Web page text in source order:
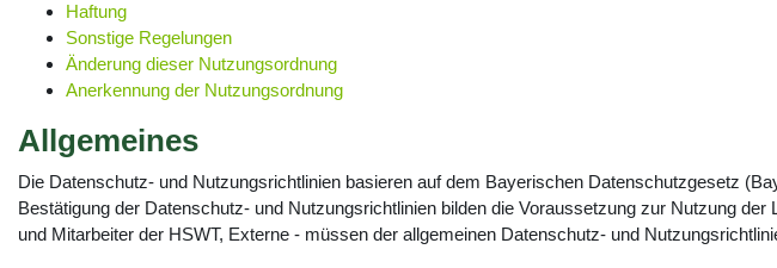
Haftung
Sonstige Regelungen
Änderung dieser Nutzungsordnung
Anerkennung der Nutzungsordnung
Allgemeines
Die Datenschutz- und Nutzungsrichtlinien basieren auf dem Bayerischen Datenschutzgesetz
Bestätigung der Datenschutz- und Nutzungsrichtlinien bilden die Voraussetzung zur Nutzung
und Mitarbeiter der HSWT, Externe - müssen der allgemeinen Datenschutz- und